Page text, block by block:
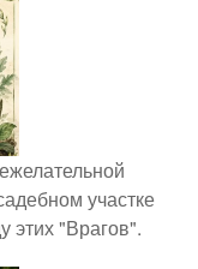
участке
этих "Врагов".